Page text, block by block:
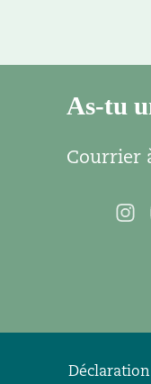
As-tu
Courrier